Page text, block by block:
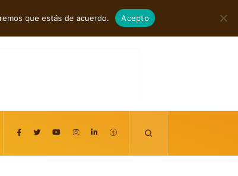
agosto 9, 2026
que estás de acuerdo. Acepto